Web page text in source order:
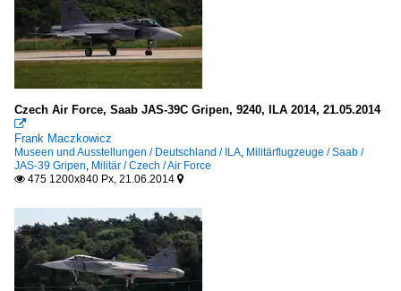
Czech Air Force, Saab JAS-39C Gripen, 9240, ILA 2014, 21.05.2014

Frank Maczkowicz
Museen und Ausstellungen / Deutschland / ILA, Militärflugzeuge / Saab /
JAS-39 Gripen, Militär / Czech / Air Force
 475 1200x840 Px, 21.06.2014 